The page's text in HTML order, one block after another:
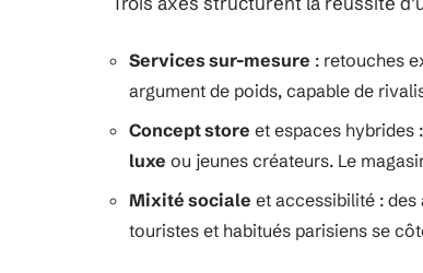
Services sur-mesure : retouches
argument de poids, capable de
Concept store et espaces hybrides
luxe ou jeunes créateurs. Le
Mixité sociale et accessibilité : des
touristes et habitués parisiens se